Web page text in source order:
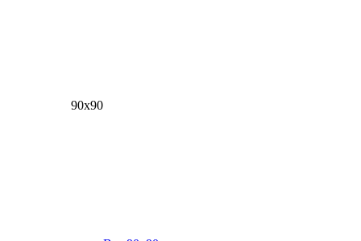
90х90